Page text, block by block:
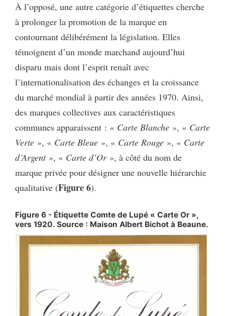
À l’opposé, une autre catégorie d’étiquettes cherche
à prolonger la promotion de la marque en
contournant délibérément la législation. Elles
témoignent d’un monde marchand aujourd’hui
disparu mais dont l’esprit renaît avec
l’internationalisation des échanges et la croissance
du marché mondial à partir des années 1970. Ainsi,
des marques collectives aux caractéristiques
communes apparaissent : « Carte Blanche », « Carte
Verte », « Carte Bleue », « Carte Rouge », « Carte
d’Argent», « Carte d’Or», à côté du nom de
marque privée pour désigner une nouvelle hiérarchie
qualitative (Figure 6).
Figure 6 - Étiquette Comte de Lupé « Carte Or »,
vers 1920. Source : Maison Albert Bichot à Beaune.